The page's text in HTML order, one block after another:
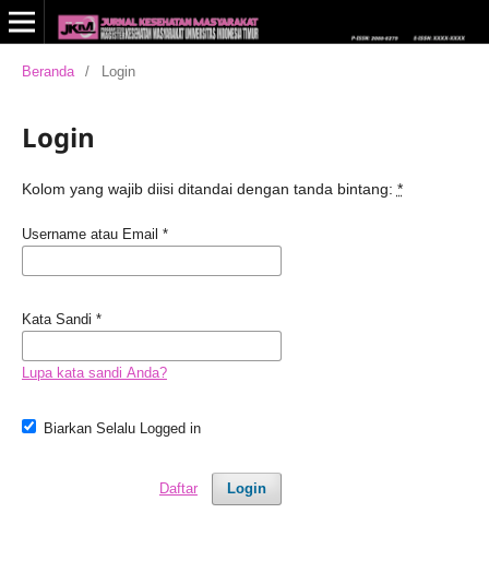
Beranda / Login
Login
Kolom yang wajib diisi ditandai dengan tanda bintang: *
Username atau Email *
Kata Sandi *
Lupa kata sandi Anda?
Biarkan Selalu Logged in
Login
Daftar